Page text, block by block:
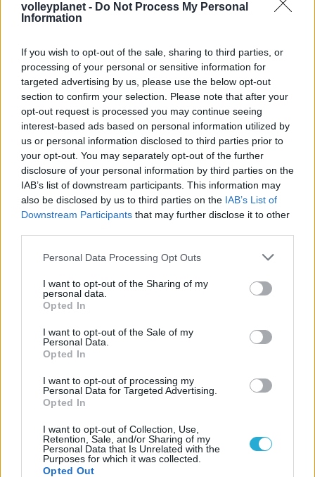
volleyplanet - Do Not Process My Personal
Information
If you wish to opt-out of the sale, sharing to third parties, or
processing of your personal or sensitive information for
targeted advertising by us, please use the below opt-out
section to confirm your selection. Please note that after your
opt-out request is processed you may continue seeing
interest-based ads based on personal information utilized by
us or personal information disclosed to third parties prior to
your opt-out. You may separately opt-out of the further
disclosure of your personal information by third parties on the
IAB’s list of downstream participants. This information may
also be disclosed by us to third parties on the IAB’s List of
Downstream Participants that may further disclose it to other
Please note that this website/app uses one or more Google
not limited to your visit or usage behaviour. You may click to
grant or deny consent to Google and its third-party tags to
use your data for below specified purposes in below Google
consent section.
Personal Data Processing Opt Outs
I want to opt-out of the Sharing of my
personal data.
Opted In
I want to opt-out of the Sale of my
Personal Data.
Opted In
I want to opt-out of processing my
Personal Data for Targeted Advertising.
Opted In
I want to opt-out of Collection, Use,
Retention, Sale, and/or Sharing of my
Personal Data that Is Unrelated with the
Purposes for which it was collected.
Opted Out
08/03/2026
Α.Ο. Θήρας